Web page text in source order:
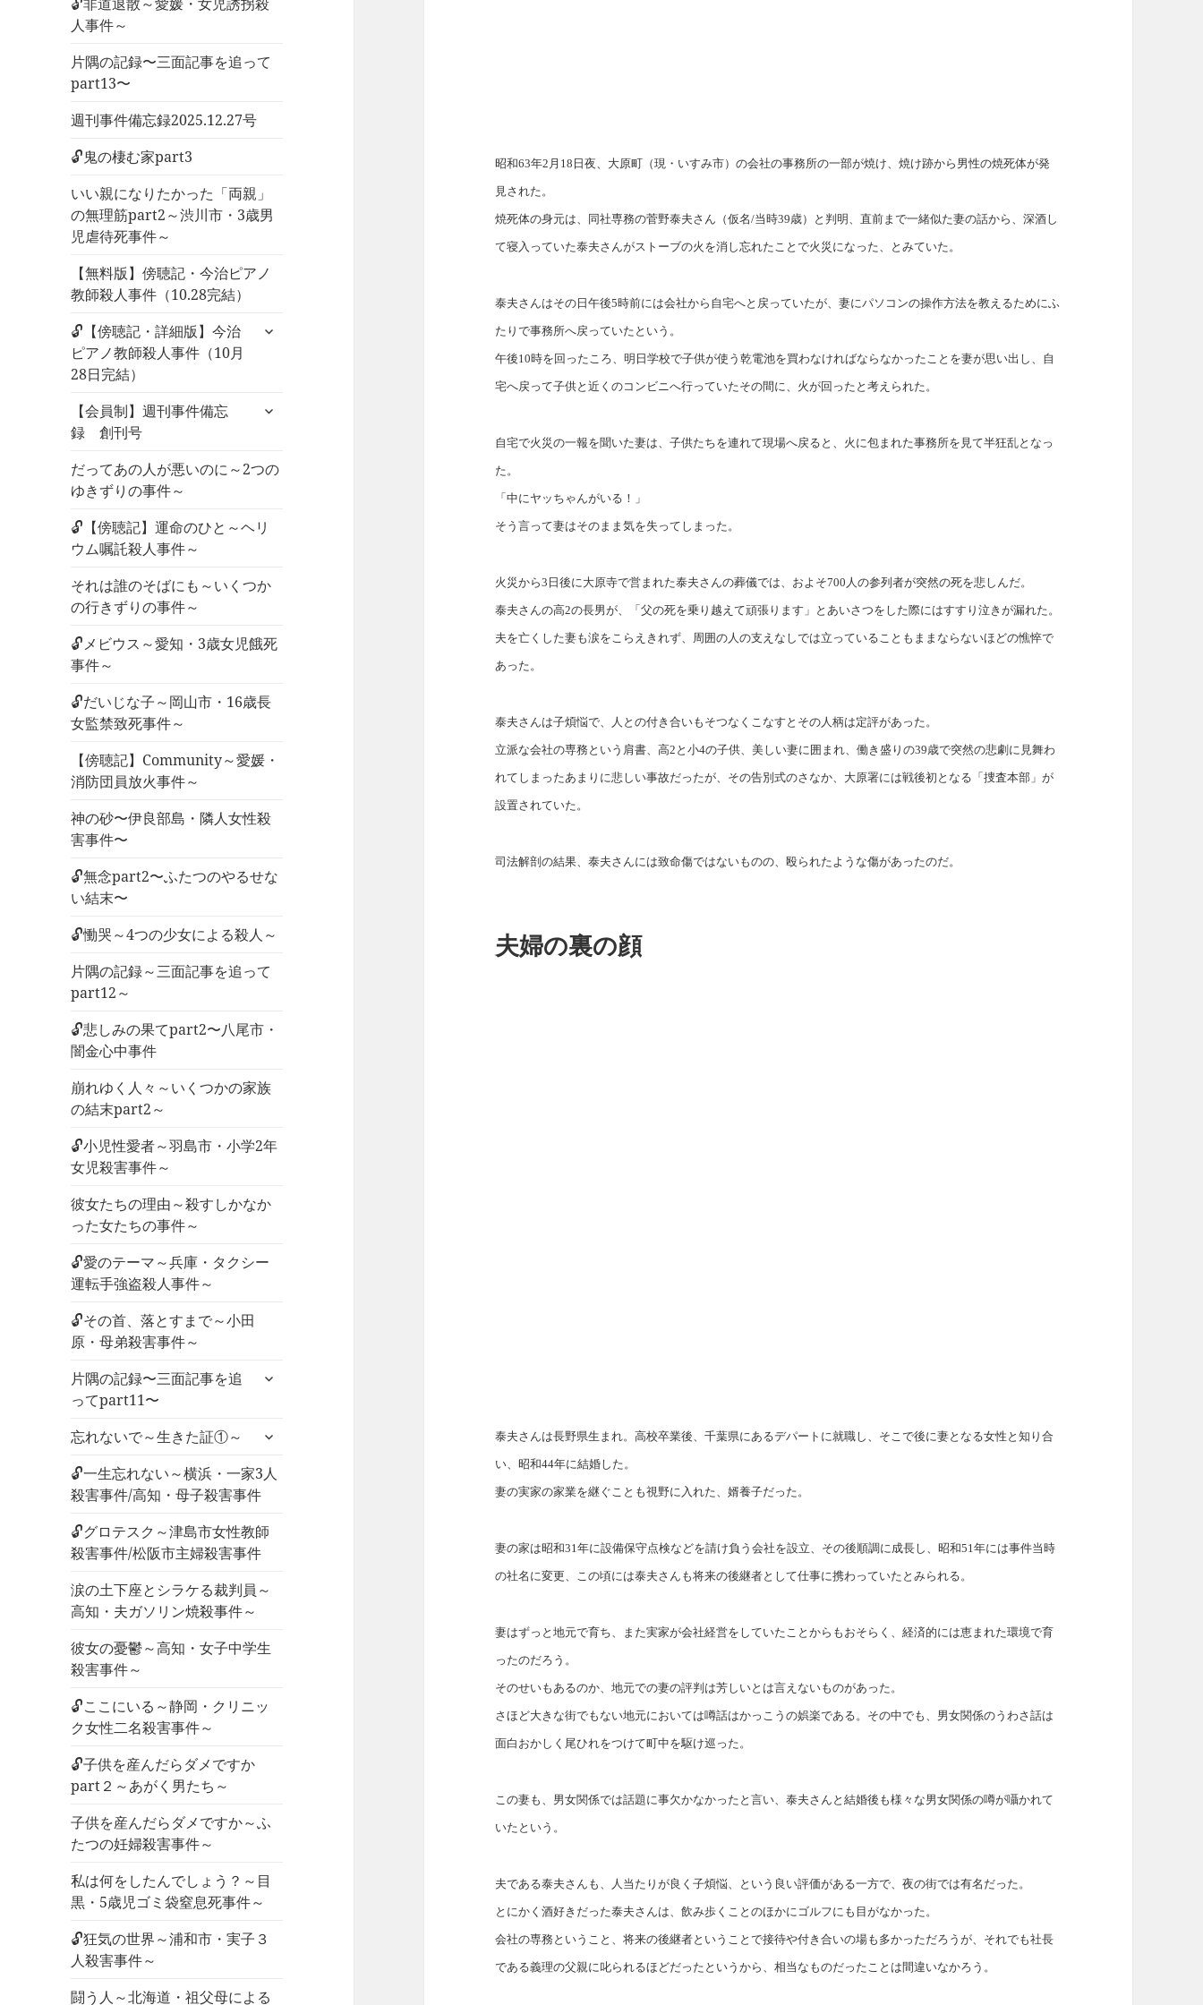
人事件～
片隅の記録〜三面記事を追って
part13〜
週刊事件備忘録2025.12.27号
🔓鬼の棲む家part3
いい親になりたかった「両親」
の無理筋part2～渋川市・3歳男
児虐待死事件～
【無料版】傍聴記・今治ピアノ
教師殺人事件（10.28完結）
🔓【傍聴記・詳細版】今治
ピアノ教師殺人事件（10月
28日完結）
サ
ュ
展
【会員制】週刊事件備忘
録 創刊号
サ
ニ
を
だってあの人が悪いのに～2つの
ゆきずりの事件～
🔓【傍聴記】運命のひと～ヘリ
ウム嘱託殺人事件～
それは誰のそばにも～いくつか
の行きずりの事件～
🔓メビウス～愛知・3歳女児餓死
事件～
🔓だいじな子～岡山市・16歳長
女監禁致死事件～
【傍聴記】Community～愛媛・
消防団員放火事件～
神の砂〜伊良部島・隣人女性殺
害事件〜
🔓無念part2〜ふたつのやるせな
い結末〜
🔓慟哭～4つの少女による殺人～
片隅の記録～三面記事を追って
part12～
🔓悲しみの果てpart2〜八尾市・
闇金心中事件
崩れゆく人々～いくつかの家族
の結末part2～
🔓小児性愛者～羽島市・小学2年
女児殺害事件～
彼女たちの理由～殺すしかなか
った女たちの事件～
🔓愛のテーマ～兵庫・タクシー
運転手強盗殺人事件～
🔓その首、落とすまで～小田
原・母弟殺害事件～
片隅の記録〜三面記事を追
ってpart11〜
サ
ニ
ー
を
開
忘れないで～生きた証①～
サ
メ
ニ
ー
を
開
🔓一生忘れない～横浜・一家3人
殺害事件/高知・母子殺害事件
🔓グロテスク～津島市女性教師
殺害事件/松阪市主婦殺害事件
涙の土下座とシラケる裁判員～
高知・夫ガソリン焼殺事件～
彼女の憂鬱～高知・女子中学生
殺害事件～
🔓ここにいる～静岡・クリニッ
ク女性二名殺害事件～
🔓子供を産んだらダメですか
part２～あがく男たち～
子供を産んだらダメですか～ふ
たつの妊婦殺害事件～
私は何をしたんでしょう？～目
黒・5歳児ゴミ袋窒息死事件～
🔓狂気の世界～浦和市・実子３
人殺害事件～
闘う人～北海道・祖父母による
昭和63年2月18日夜、大原町（現・いすみ市）の会社の事務所の一部が焼け、焼け跡から男性の焼死体が発
見された。
焼死体の身元は、同社専務の菅野泰夫さん（仮名/当時39歳）と判明、直前まで一緒似た妻の話から、深酒し
て寝入っていた泰夫さんがストーブの火を消し忘れたことで火災になった、とみていた。
泰夫さんはその日午後5時前には会社から自宅へと戻っていたが、妻にパソコンの操作方法を教えるためにふ
たりで事務所へ戻っていたという。
午後10時を回ったころ、明日学校で子供が使う乾電池を買わなければならなかったことを妻が思い出し、自
宅へ戻って子供と近くのコンビニへ行っていたその間に、火が回ったと考えられた。
自宅で火災の一報を聞いた妻は、子供たちを連れて現場へ戻ると、火に包まれた事務所を見て半狂乱となっ
た。
「中にヤッちゃんがいる！」
そう言って妻はそのまま気を失ってしまった。
火災から3日後に大原寺で営まれた泰夫さんの葬儀では、およそ700人の参列者が突然の死を悲しんだ。
泰夫さんの高2の長男が、「父の死を乗り越えて頑張ります」とあいさつをした際にはすすり泣きが漏れた。
夫を亡くした妻も涙をこらえきれず、周囲の人の支えなしでは立っていることもままならないほどの憔悴で
あった。
泰夫さんは子煩悩で、人との付き合いもそつなくこなすとその人柄は定評があった。
立派な会社の専務という肩書、高2と小4の子供、美しい妻に囲まれ、働き盛りの39歳で突然の悲劇に見舞わ
れてしまったあまりに悲しい事故だったが、その告別式のさなか、大原署には戦後初となる「捜査本部」が
設置されていた。
司法解剖の結果、泰夫さんには致命傷ではないものの、殴られたような傷があったのだ。
夫婦の裏の顔
泰夫さんは長野県生まれ。高校卒業後、千葉県にあるデパートに就職し、そこで後に妻となる女性と知り合
い、昭和44年に結婚した。
妻の実家の家業を継ぐことも視野に入れた、婿養子だった。
妻の家は昭和31年に設備保守点検などを請け負う会社を設立、その後順調に成長し、昭和51年には事件当時
の社名に変更、この頃には泰夫さんも将来の後継者として仕事に携わっていたとみられる。
妻はずっと地元で育ち、また実家が会社経営をしていたことからもおそらく、経済的には恵まれた環境で育
ったのだろう。
そのせいもあるのか、地元での妻の評判は芳しいとは言えないものがあった。
さほど大きな街でもない地元においては噂話はかっこうの娯楽である。その中でも、男女関係のうわさ話は
面白おかしく尾ひれをつけて町中を駆け巡った。
この妻も、男女関係では話題に事欠かなかったと言い、泰夫さんと結婚後も様々な男女関係の噂が囁かれて
いたという。
夫である泰夫さんも、人当たりが良く子煩悩、という良い評価がある一方で、夜の街では有名だった。
とにかく酒好きだった泰夫さんは、飲み歩くことのほかにゴルフにも目がなかった。
会社の専務ということ、将来の後継者ということで接待や付き合いの場も多かっただろうが、それでも社長
である義理の父親に叱られるほどだったというから、相当なものだったことは間違いなかろう。